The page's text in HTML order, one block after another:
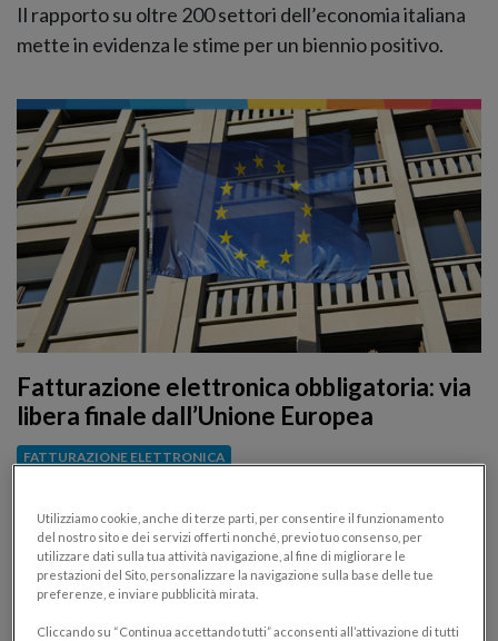
Il rapporto su oltre 200 settori dell’economia italiana
mette in evidenza le stime per un biennio positivo.
Fatturazione elettronica obbligatoria: via
libera finale dall’Unione Europea
FATTURAZIONE ELETTRONICA
Pubblicata dalla Gazzetta Ufficiale dell’Unione
europea l’autorizzazione per l’Italia all’obbligo esteso
di fatturazione elettronica: i dettagli
Utilizziamo cookie, anche di terze parti, per consentire il funzionamento
del nostro sito e dei servizi offerti nonché, previo tuo consenso, per
utilizzare dati sulla tua attività navigazione, al fine di migliorare le
prestazioni del Sito, personalizzare la navigazione sulla base delle tue
preferenze, e inviare pubblicità mirata.
Cliccando su “Continua accettando tutti” acconsenti all’attivazione di tutti